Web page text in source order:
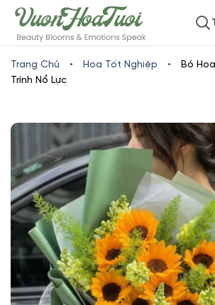
www.vuonhoatuoi.vnSkip
to
content
Trang Chủ • Hoa Tốt Nghiệp •
Bó
Trình Nổ Lực